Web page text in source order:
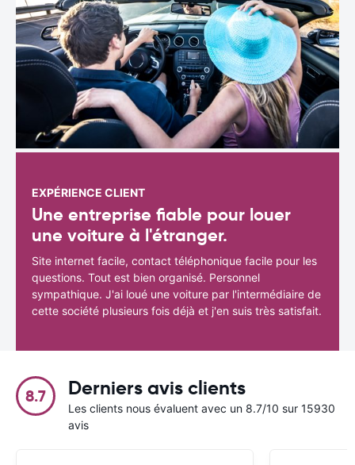
EXPÉRIENCE CLIENT
Une entreprise fiable pour louer
une voiture à l'étranger.
Site internet facile, contact téléphonique facile pour les
questions. Tout est bien organisé. Personnel
sympathique. J'ai loué une voiture par l'intermédiaire de
cette société plusieurs fois déjà et j'en suis très satisfait.
8.7 Derniers avis clients
Les clients nous évaluent avec un 8.7/10 sur 15930
avis